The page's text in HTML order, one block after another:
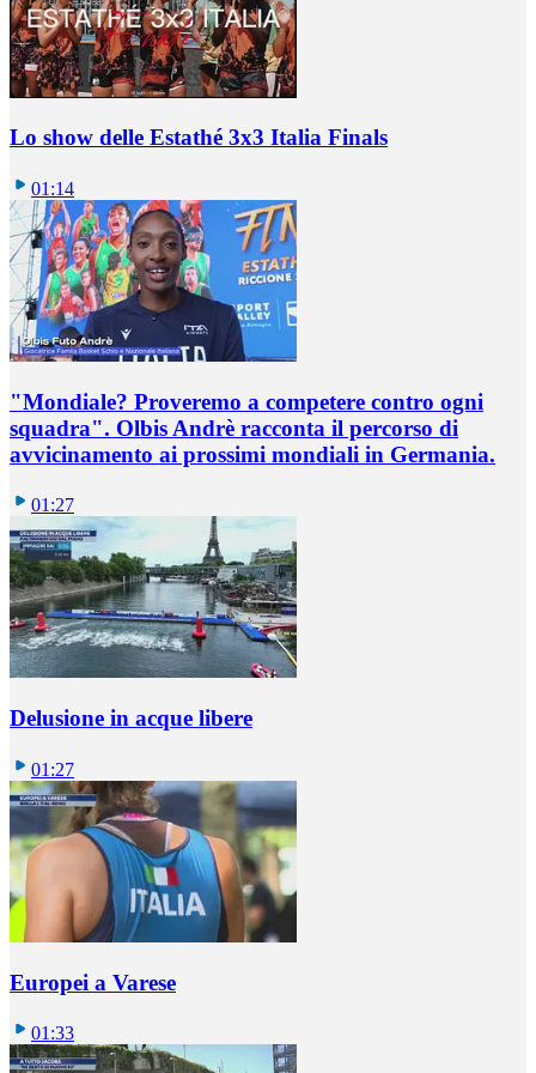
Lo show delle Estathé 3x3 Italia Finals
01:14
"Mondiale? Proveremo a competere contro ogni
squadra". Olbis Andrè racconta il percorso di
avvicinamento ai prossimi mondiali in Germania.
01:27
Delusione in acque libere
01:27
Europei a Varese
01:33